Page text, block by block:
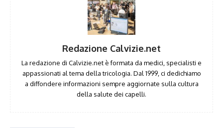
Redazione Calvizie.net
La redazione di Calvizie.net è formata da medici, specialisti e
appassionati al tema della tricologia. Dal 1999, ci dedichiamo
a diffondere informazioni sempre aggiornate sulla cultura
della salute dei capelli.